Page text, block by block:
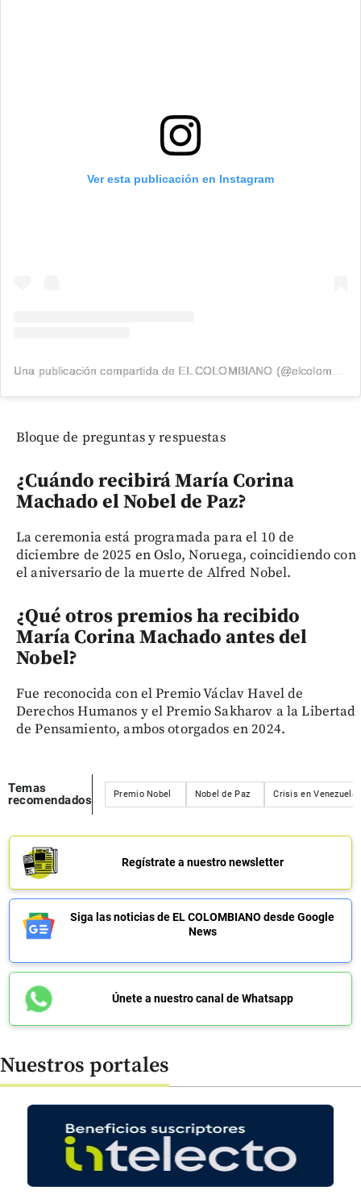
Ver esta publicación en Instagram
Bloque de preguntas y respuestas
¿Cuándo recibirá María Corina
Machado el Nobel de Paz?
La ceremonia está programada para el 10 de
diciembre de 2025 en Oslo, Noruega, coincidiendo con
el aniversario de la muerte de Alfred Nobel.
¿Qué otros premios ha recibido
María Corina Machado antes del
Nobel?
Fue reconocida con el Premio Václav Havel de
Derechos Humanos y el Premio Sakharov a la Libertad
de Pensamiento, ambos otorgados en 2024.
Temas
recomendados
Premio Nobel Nobel de Paz Crisis en Venezuela
Regístrate a nuestro newsletter
Siga las noticias de EL COLOMBIANO desde Google
News
Únete a nuestro canal de Whatsapp
Nuestros portales